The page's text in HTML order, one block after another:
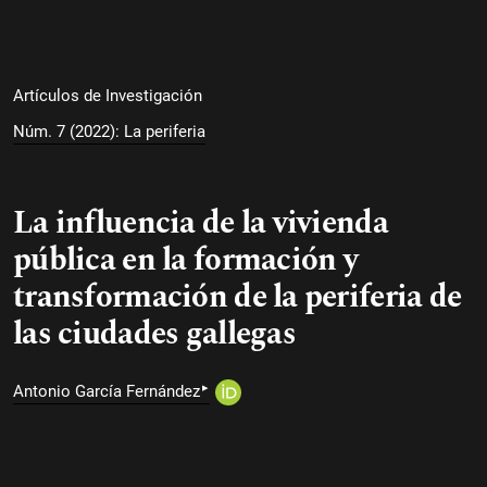
Artículos de Investigación
Núm. 7 (2022): La periferia
La influencia de la vivienda
pública en la formación y
transformación de la periferia de
las ciudades gallegas
Antonio García Fernández▸